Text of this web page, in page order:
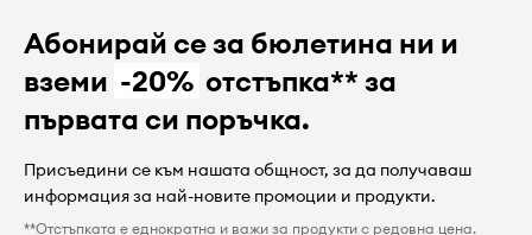
Абонирай се за бюлетина ни и
вземи -20% отстъпка** за
първата си поръчка.
Присъедини се към нашата общност, за да получаваш
информация за най-новите промоции и продукти.
**Отстъпката е еднократна и важи за продукти с редовна цена.